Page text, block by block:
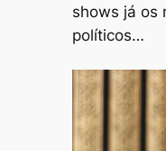
shows já os
políticos…